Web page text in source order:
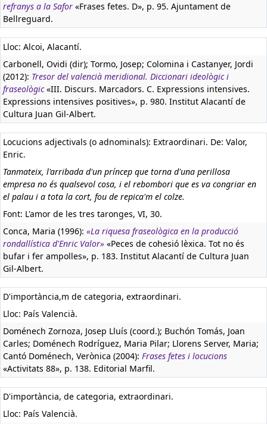
refranys a la Safor «Frases fetes. D», p. 95. Ajuntament de
Bellreguard.
Lloc: Alcoi, Alacantí.
Carbonell, Ovidi (dir); Tormo, Josep; Colomina i Castanyer, Jordi
(2012): Tresor del valencià meridional. Diccionari ideològic i
fraseològic«III. Discurs. Marcadors. C. Expressions intensives.
Expressions intensives positives», p. 980. Institut Alacantí de
Cultura Juan Gil-Albert.
Locucions adjectivals (o adnominals): Extraordinari. De: Valor,
Enric.
Tanmateix, l'arribada d'un príncep que torna d'una perillosa
empresa no és qualsevol cosa, i el rebombori que es va congriar en
el palau i a tota la cort, fou de repica'm el colze.
Font: L'amor de les tres taronges, VI, 30.
Conca, Maria (1996): «La riquesa fraseològica en la producció
rondallística d'Enric Valor» «Peces de cohesió lèxica. Tot no és
bufar i fer ampolles», p. 183. Institut Alacantí de Cultura Juan
Gil-Albert.
D'importància,m de categoria, extraordinari.
Lloc: País Valencià.
Doménech Zornoza, Josep Lluís (coord.); Buchón Tomás, Joan
Carles; Doménech Rodríguez, Maria Pilar; Llorens Server, Maria;
Cantó Doménech, Verònica (2004): Frases fetes i locucions
«Activitats 88», p. 138. Editorial Marfil.
D'importància, de categoria, extraordinari.
Lloc: País Valencià.